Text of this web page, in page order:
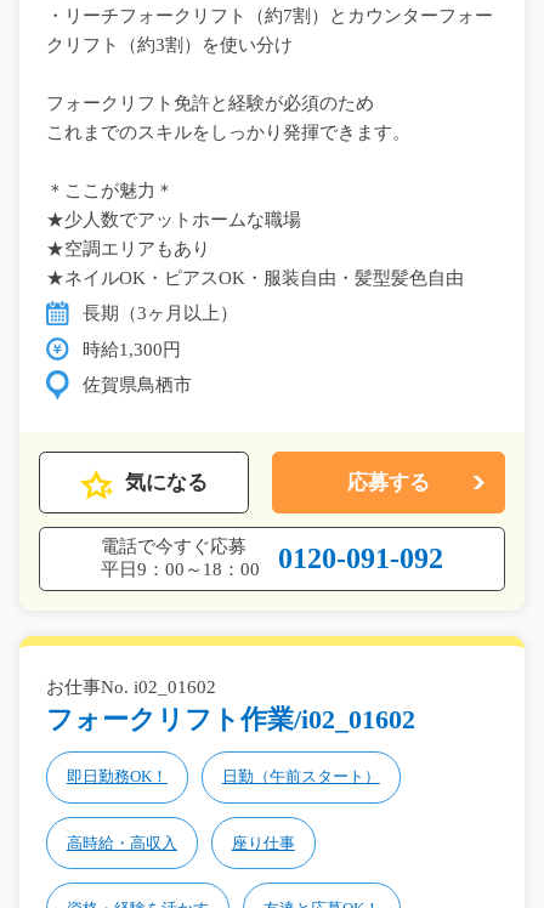
・リーチフォークリフト（約7割）とカウンターフォー
クリフト（約3割）を使い分け
フォークリフト免許と経験が必須のため
これまでのスキルをしっかり発揮できます。
＊ここが魅力＊
★少人数でアットホームな職場
★空調エリアもあり
★ネイルOK・ピアスOK・服装自由・髪型髪色自由
長期（3ヶ月以上）
時給1,300円
佐賀県鳥栖市
気になる 応募する
電話で今すぐ応募
平日9：00～18：00
0120-091-092
お仕事No. i02_01602
フォークリフト作業/i02_01602
即日勤務OK！ 日勤（午前スタート）
高時給・高収入 座り仕事